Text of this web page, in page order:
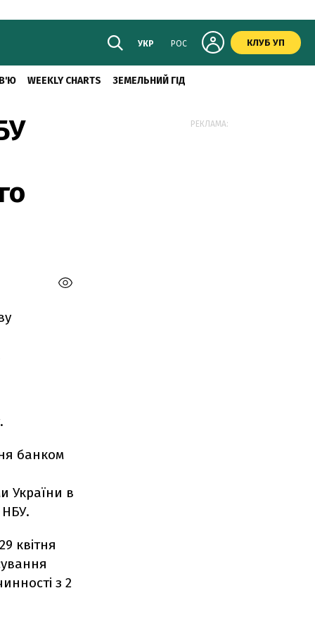
УКР РОС КЛУБ УП
WEEKLY CHARTS ЗЕМЕЛЬНИЙ ГІД
банком
України в
квітня
з 2
РЕКЛАМА: